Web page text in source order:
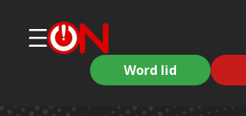
Word lid